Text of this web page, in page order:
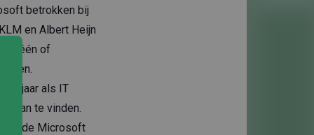
betrokken bij
en Albert Heijn
één of
hen.
jaar als IT
baan te vinden.
de Microsoft